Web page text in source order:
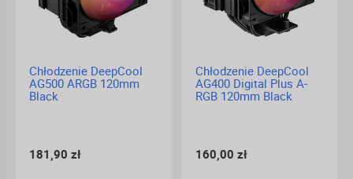
Chłodzenie DeepCool
AG500 ARGB 120mm
Black
181,90 zł
Chłodzenie DeepCool
AG400 Digital Plus A-
RGB 120mm Black
160,00 zł